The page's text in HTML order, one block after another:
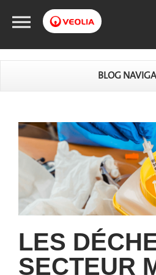
BLOG
LES
SECTEUR